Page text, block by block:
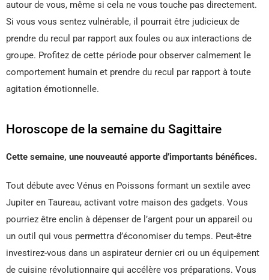
autour de vous, même si cela ne vous touche pas directement.
Si vous vous sentez vulnérable, il pourrait être judicieux de
prendre du recul par rapport aux foules ou aux interactions de
groupe. Profitez de cette période pour observer calmement le
comportement humain et prendre du recul par rapport à toute
agitation émotionnelle.
Horoscope de la semaine du Sagittaire
Cette semaine, une nouveauté apporte d’importants bénéfices.
Tout débute avec Vénus en Poissons formant un sextile avec
Jupiter en Taureau, activant votre maison des gadgets. Vous
pourriez être enclin à dépenser de l’argent pour un appareil ou
un outil qui vous permettra d’économiser du temps. Peut-être
investirez-vous dans un aspirateur dernier cri ou un équipement
de cuisine révolutionnaire qui accélère vos préparations. Vous